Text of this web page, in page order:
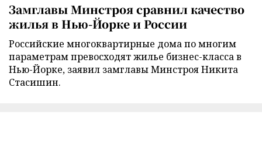
Замглавы Минстроя сравнил качество
жилья в Нью-Йорке и России
Российские многоквартирные дома по многим
параметрам превосходят жилье бизнес-класса в
Нью-Йорке, заявил замглавы Минстроя Никита
Стасишин.